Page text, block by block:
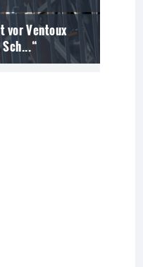
vor Ventoux